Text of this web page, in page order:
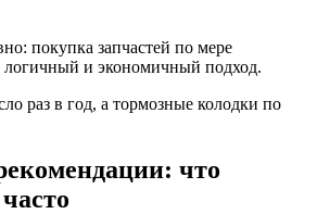
покупка запчастей по мере
и экономичный подход.
раз в год, а тормозные колодки по
что